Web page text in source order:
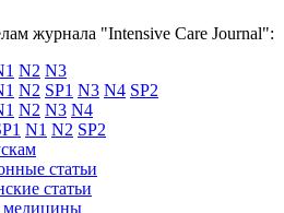
журнала "Intensive Care Journal":
N2 N3
N2 SP1 N3 N4 SP2
N2 N3 N4
N1 N2 SP2
статьи
статьи
медицины